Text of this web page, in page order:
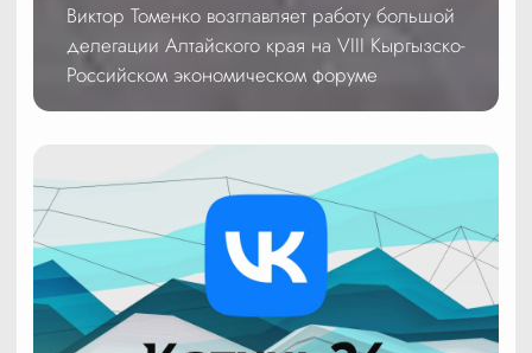
Виктор Томенко возглавляет работу большой
делегации Алтайского края на VIII Кыргызско-
Российском экономическом форуме